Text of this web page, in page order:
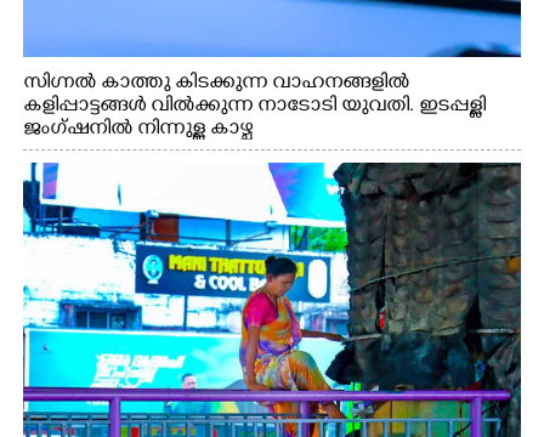
സിഗ്നൽ കാത്തു കിടക്കുന്ന വാഹനങ്ങളിൽ
കളിപ്പാട്ടങ്ങൾ വിൽക്കുന്ന നാടോടി യുവതി. ഇടപ്പള്ളി
ജംഗ്ഷനിൽ നിന്നുള്ള കാഴ്ച